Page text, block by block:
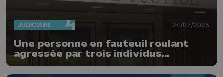
JUDICIAIRE 24/07/2025
Une personne en fauteuil roulant
agressée par trois individus
alcoolisés à Liège